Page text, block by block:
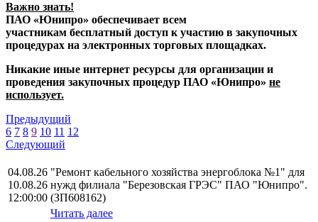
Важно знать!
ПАО «Юнипро» обеспечивает всем
участникам бесплатный доступ к участию в закупочных
процедурах на электронных торговых площадках.
Никакие иные интернет ресурсы для организации и
проведения закупочных процедур ПАО «Юнипро» не
использует.
Предыдущий
6 7 8 9 10 11 12
Следующий
04.08.26
10.08.26
12:00:00
"Ремонт кабельного хозяйства энергоблока №1" для
нужд филиала "Березовская ГРЭС" ПАО "Юнипро".
(ЗП608162)
Читать далее